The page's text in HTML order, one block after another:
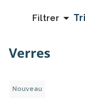
Filtrer
Verres
Nouveau